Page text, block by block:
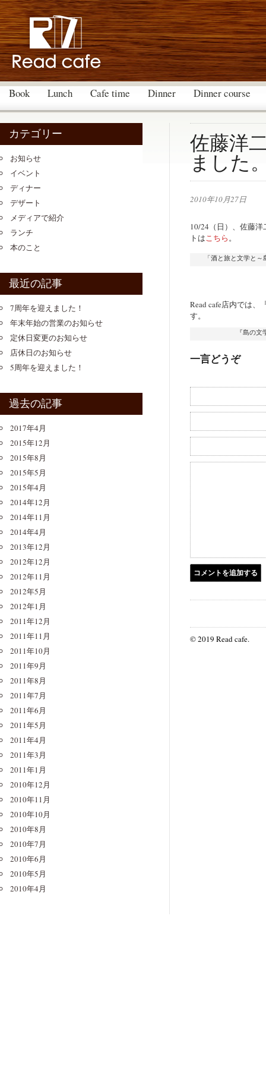
Book Lunch Cafe time Dinner Dinner course
佐藤洋
ました
2010年10月27日
10/24（日）、佐藤
トはこちら。
「酒と旅と文学と
Read cafe店内では
す。
『島の
一言どうぞ
カテゴリー
お知らせ
イベント
ディナー
デザート
メディアで紹介
ランチ
本のこと
最近の記事
7周年を迎えました！
年末年始の営業のお知らせ
定休日変更のお知らせ
店休日のお知らせ
5周年を迎えました！
過去の記事
2017年4月
2015年12月
2015年8月
2015年5月
2015年4月
2014年12月
2014年11月
2014年4月
2013年12月
2012年12月
2012年11月
2012年5月
2012年1月
2011年12月
2011年11月
2011年10月
2011年9月
2011年8月
2011年7月
2011年6月
2011年5月
2011年4月
2011年3月
2011年1月
2010年12月
2010年11月
2010年10月
2010年8月
2010年7月
2010年6月
2010年5月
2010年4月
© 2019 Read cafe.